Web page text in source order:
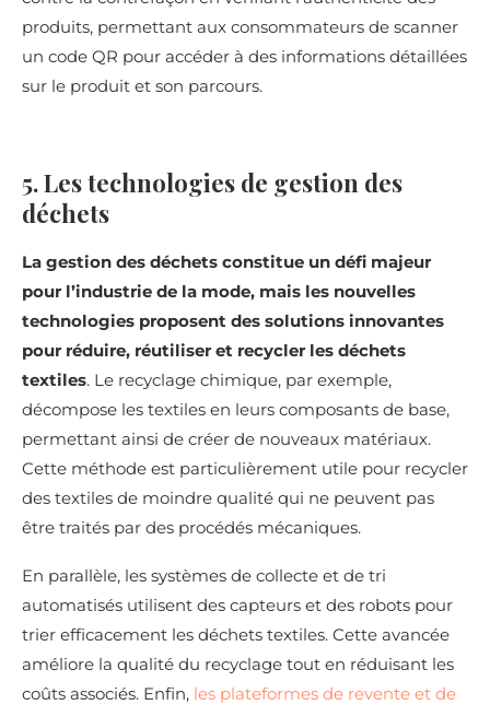
produits, permettant aux consommateurs de scanner
un code QR pour accéder à des informations détaillées
sur le produit et son parcours.
5. Les technologies de gestion des
déchets
La gestion des déchets constitue un défi majeur
pour l’industrie de la mode, mais les nouvelles
technologies proposent des solutions innovantes
pour réduire, réutiliser et recycler les déchets
textiles. Le recyclage chimique, par exemple,
décompose les textiles en leurs composants de base,
permettant ainsi de créer de nouveaux matériaux.
Cette méthode est particulièrement utile pour recycler
des textiles de moindre qualité qui ne peuvent pas
être traités par des procédés mécaniques.
En parallèle, les systèmes de collecte et de tri
automatisés utilisent des capteurs et des robots pour
trier efficacement les déchets textiles. Cette avancée
améliore la qualité du recyclage tout en réduisant les
coûts associés. Enfin, les plateformes de revente et de